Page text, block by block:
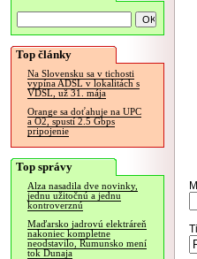
Top články
Na Slovensku sa v tichosti
vypína ADSL v lokalitách s
VDSL, už 31. mája
Orange sa doťahuje na UPC
a O2, spustí 2.5 Gbps
pripojenie
Top správy
Alza nasadila dve novinky,
jednu užitočnú a jednu
kontroverznú
Maďarsko jadrovú elektráreň
nakoniec kompletne
neodstavilo, Rumunsko mení
tok Dunaja